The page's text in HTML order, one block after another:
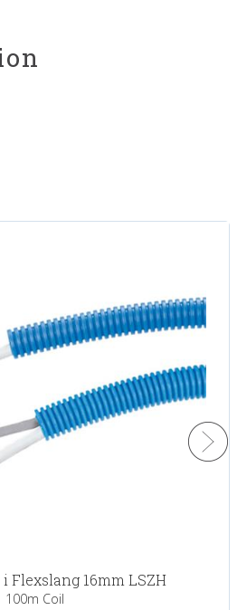
i Flexslang 16mm LSZH
100m Coil